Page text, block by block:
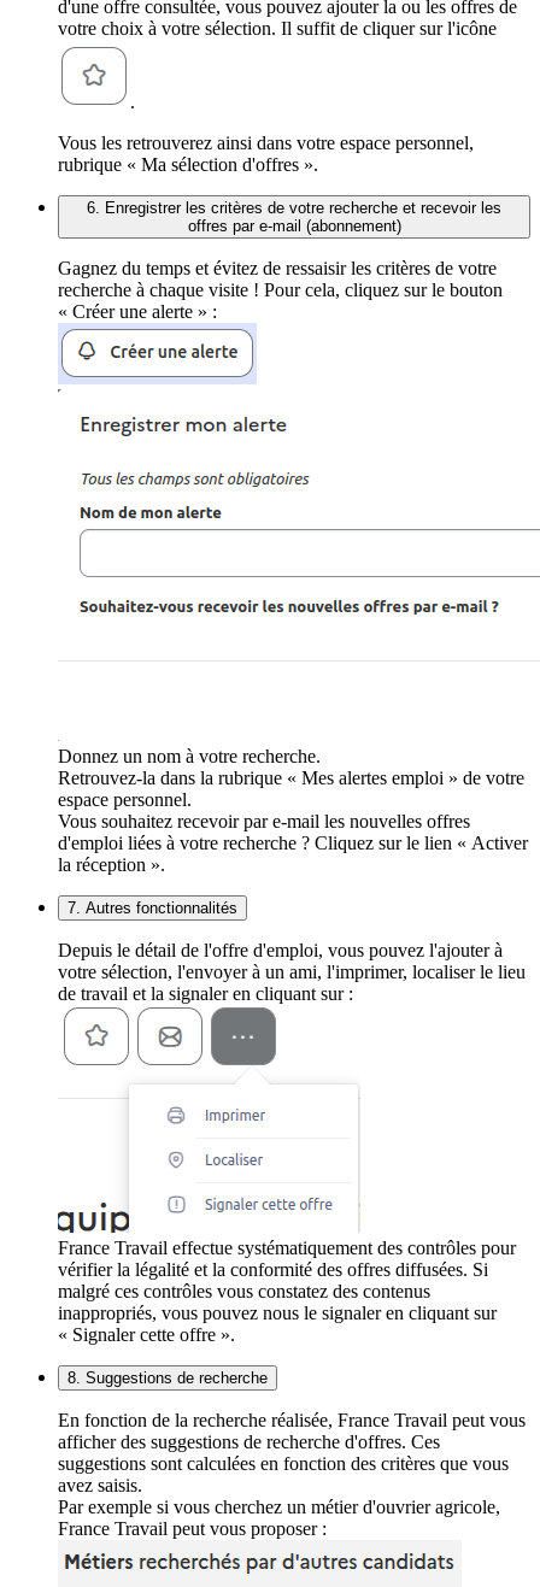
d'une offre consultée, vous pouvez ajouter la ou les offres de
votre choix à votre sélection. Il suffit de cliquer sur l'icône
.
Vous les retrouverez ainsi dans votre espace personnel,
rubrique « Ma sélection d'offres ».
6. Enregistrer les critères de votre recherche et recevoir les
offres par e-mail (abonnement)
Gagnez du temps et évitez de ressaisir les critères de votre
recherche à chaque visite ! Pour cela, cliquez sur le bouton
« Créer une alerte » :
Donnez un nom à votre recherche.
Retrouvez-la dans la rubrique « Mes alertes emploi » de votre
espace personnel.
Vous souhaitez recevoir par e-mail les nouvelles offres
d'emploi liées à votre recherche ? Cliquez sur le lien « Activer
la réception ».
7. Autres fonctionnalités
Depuis le détail de l'offre d'emploi, vous pouvez l'ajouter à
votre sélection, l'envoyer à un ami, l'imprimer, localiser le lieu
de travail et la signaler en cliquant sur :
France Travail effectue systématiquement des contrôles pour
vérifier la légalité et la conformité des offres diffusées. Si
malgré ces contrôles vous constatez des contenus
inappropriés, vous pouvez nous le signaler en cliquant sur
« Signaler cette offre ».
8. Suggestions de recherche
En fonction de la recherche réalisée, France Travail peut vous
afficher des suggestions de recherche d'offres. Ces
suggestions sont calculées en fonction des critères que vous
avez saisis.
Par exemple si vous cherchez un métier d'ouvrier agricole,
France Travail peut vous proposer :